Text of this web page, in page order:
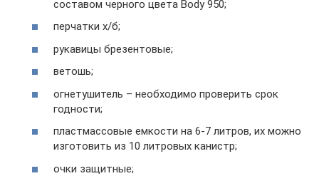
составом черного цвета Body 950;
перчатки х/б;
рукавицы брезентовые;
ветошь;
огнетушитель – необходимо проверить срок
годности;
пластмассовые емкости на 6-7 литров, их можно
изготовить из 10 литровых канистр;
очки защитные;